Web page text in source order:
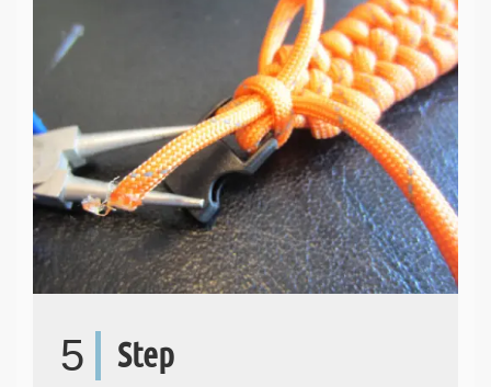
5 Step